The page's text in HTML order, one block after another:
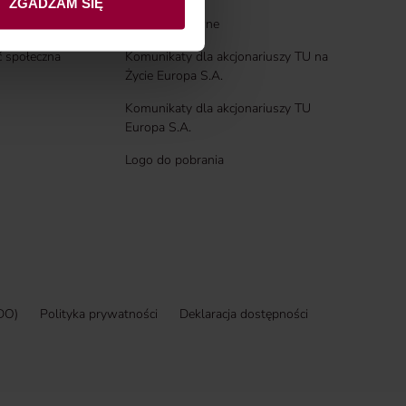
ZGADZAM SIĘ
Wymogi prawne
Komunikaty dla akcjonariuszy TU na
Życie Europa S.A.
Komunikaty dla akcjonariuszy TU
Europa S.A.
Logo do pobrania
Polityka prywatności Deklaracja dostępności